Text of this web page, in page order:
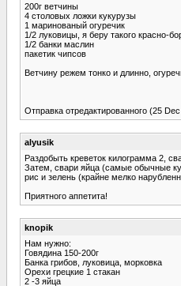
200г ветчины
4 столовых ложки кукурузы
1 маринованый огуречик
1/2 луковицы, я беру такого красно-
1/2 банки маслин
пакетик чипсов
Ветчину режем тонко и длинно,
Отправка отредактированного (25
alyusik
Раздобыть креветок килограмма 2,
Затем, свари яйца (самые обычные
рис и зелень (крайне мелко
Приятного аппетита!
knopik
Нам нужно:
Говядина 150-200г
Банка грибов, луковица, морковка
Орехи грецкие 1 стакан
2 -3 яйца